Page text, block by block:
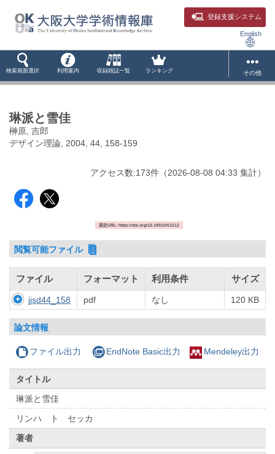
登録支援システム
English
検索画面選択 利用案内 収録雑誌一覧 ランキング その他
琳派と雪佳
榊原, 吉郎
デザイン理論, 2004, 44, 158-159
アクセス数:173件 （2026-08-08 04:33 集計）
固定URL: https://doi.org/10.18910/53112
閲覧可能ファイル
ファイル フォーマット 利用条件 サイズ
jjsd44_158 pdf なし 120 KB
論文情報
ファイル出力 EndNote Basic出力 Mendeley出力
タイトル
琳派と雪佳
リンハ ト セッカ
著者